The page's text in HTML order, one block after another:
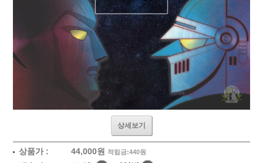
상세보기
상품가 : 44,000원 적립금:440원